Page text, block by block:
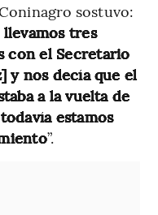
sostuvo:
llevamos tres
con el Secretario
y nos decía que el
a la vuelta de
estamos
”.